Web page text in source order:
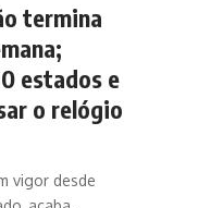
termina
estados e
o relógio
vigor desde